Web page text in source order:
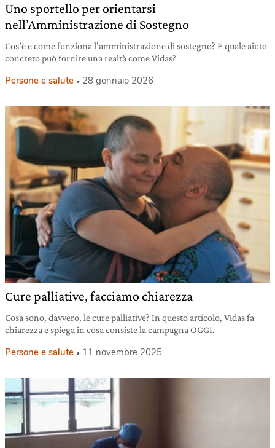
Uno sportello per orientarsi
nell’Amministrazione di Sostegno
Cos’è e come funziona l’amministrazione di sostegno? E quale aiuto
concreto può fornire una realtà come Vidas?
Persone e salute 28 gennaio 2026
Cure palliative, facciamo chiarezza
Cosa sono, davvero, le cure palliative? In questo articolo, Vidas fa
chiarezza e spiega in cosa consiste la campagna OGGI.
Persone e salute 11 novembre 2025